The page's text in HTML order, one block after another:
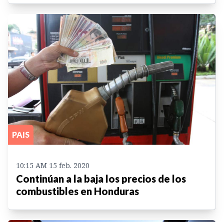
PAIS
10:15 AM 15 feb. 2020
Continúan a la baja los precios de los
combustibles en Honduras